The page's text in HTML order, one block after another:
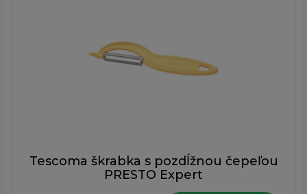
Tescoma škrabka s pozdĺžnou čepeľou
PRESTO Expert